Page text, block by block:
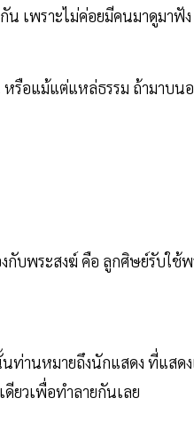
เพราะไม่ค่อยมีคนมาดูมาฟัง
หรือแม้แต่แหล่ธรรม ถ้ามาบ
กับพระสงฆ์ คือ ลูกศิษย์รับใช้พ
านหมายถึงนักแสดง ที่แสดง
ดียวเพื่อทำลายกันเลย